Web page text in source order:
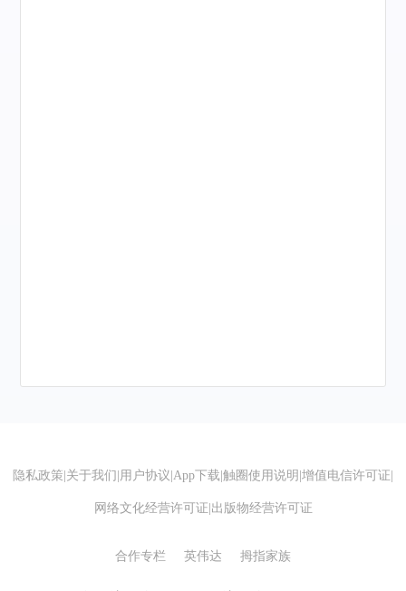
隐私政策 关于我们 用户协议 App下载 触圈使用说明 增值电信许可证
网络文化经营许可证 出版物经营许可证
合作专栏 英伟达 拇指家族